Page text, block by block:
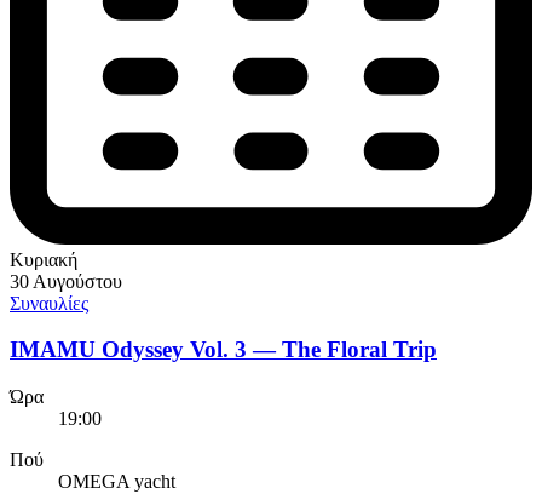
Κυριακή
30 Αυγούστου
Συναυλίες
IMAMU Odyssey Vol. 3 — The Floral Trip
Ώρα
19:00
Πού
OMEGA yacht